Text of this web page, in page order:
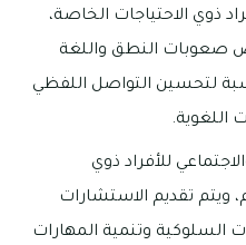
ذوي الاحتياجات الخاصة،
النطق واللغة
لتحسين التواصل اللفظي
اللغوية.
للأفراد ذوي
ويتم تقديم الاستشارات
السلوكية وتنمية المهارات